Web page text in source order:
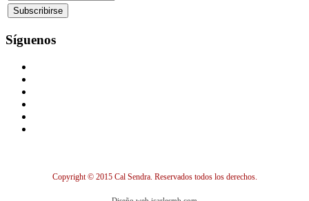
Síguenos
Copyright © 2015 Cal Sendra. Reservados todos los derechos.